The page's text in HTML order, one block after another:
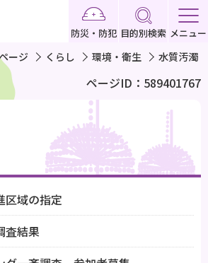
防災・防犯 目的別検索 メニュー
ージ くらし 環境・衛生 水質汚濁
ページID：589401767
区域の指定
査結果